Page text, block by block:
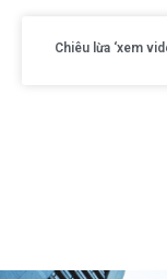
Chiêu lừa ‘xem